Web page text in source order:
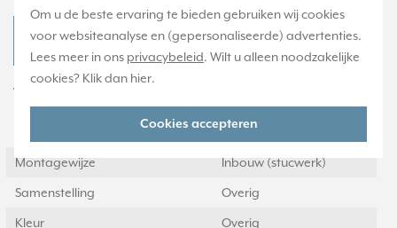
Om u de beste ervaring te bieden gebruiken wij cookies
voor websiteanalyse en (gepersonaliseerde) advertenties.
Lees meer in ons privacybeleid. Wilt u alleen noodzakelijke
cookies? Klik dan hier.
Cookies accepteren
JUNG LC 969-1 UA 242 Productdatablad
Technische specificaties
Waarde
Montagewijze Inbouw (stucwerk)
Samenstelling Overig
Kleur Overig